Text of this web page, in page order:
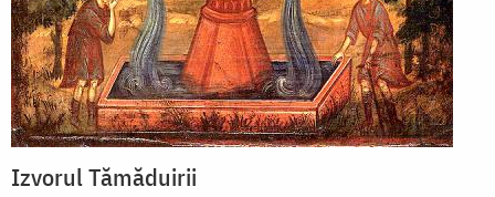
Izvorul Tămăduirii